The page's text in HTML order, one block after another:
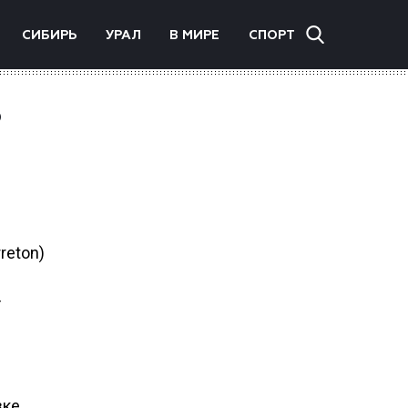
СИБИРЬ УРАЛ В МИРЕ СПОРТ